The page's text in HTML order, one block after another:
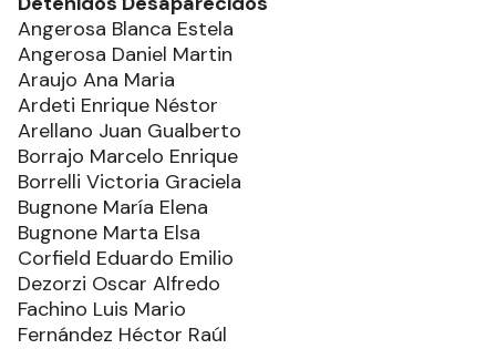
Angerosa Blanca Estela
Angerosa Daniel Martin
Araujo Ana Maria
Ardeti Enrique Néstor
Arellano Juan Gualberto
Borrajo Marcelo Enrique
Borrelli Victoria Graciela
Bugnone María Elena
Bugnone Marta Elsa
Corfield Eduardo Emilio
Dezorzi Oscar Alfredo
Fachino Luis Mario
Fernández Héctor Raúl